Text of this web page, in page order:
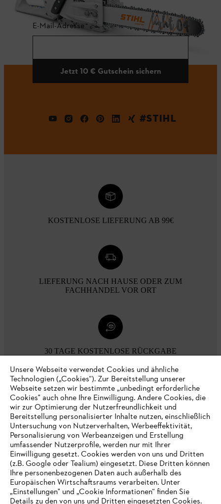
E-Mail-Adresse
Jetzt 10 € Gutschein sichern
#STIHL
KOSTENLOSE LIEFERUNG AB 99€
LIEFERUNG NACH HAUSE ODER ZUM
FACHHANDEL VOR ORT
30 TAGE KOSTENLOSE RÜCKGABE
Zahlungsmöglichkeiten
Unternehmen
Unsere Webseite verwendet Cookies und ähnliche
Technologien („Cookies“). Zur Bereitstellung unserer
Webseite setzen wir bestimmte „unbedingt erforderliche
Cookies" auch ohne Ihre Einwilligung. Andere Cookies, die
wir zur Optimierung der Nutzerfreundlichkeit und
Bereitstellung personalisierter Inhalte nutzen, einschließlich
Untersuchung von Nutzerverhalten, Werbeeffektivität,
Personalisierung von Werbeanzeigen und Erstellung
umfassender Nutzerprofile, werden nur mit Ihrer
Einwilligung gesetzt. Cookies werden von uns und Dritten
(z.B. Google oder Tealium) eingesetzt. Diese Dritten können
Ihre personenbezogenen Daten auch außerhalb des
Europäischen Wirtschaftsraums verarbeiten. Unter
„Einstellungen" und „Cookie Informationen“ finden Sie
Details zu den von uns und Dritten eingesetzten Cookies.